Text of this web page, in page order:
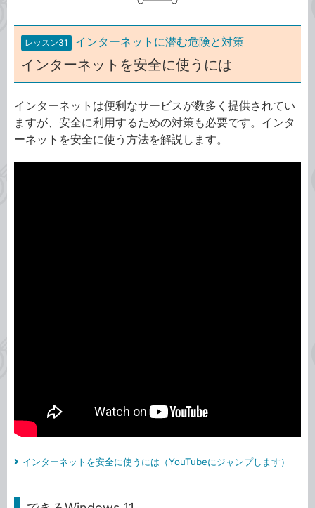
レッスン31 インターネットに潜む危険と対策
インターネットを安全に使うには
インターネットは便利なサービスが数多く提供されてい
ますが、安全に利用するための対策も必要です。インタ
ーネットを安全に使う方法を解説します。
インターネットを安全に使うには（YouTubeにジャンプします）